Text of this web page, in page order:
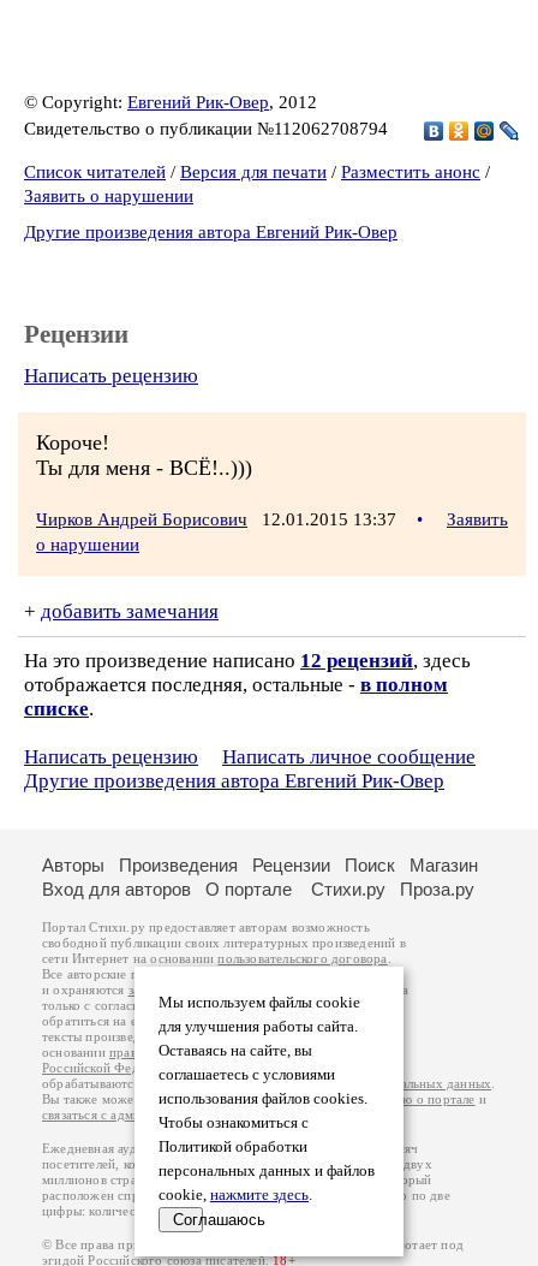
© Copyright: Евгений Рик-Овер, 2012
Свидетельство о публикации №112062708794
Список читателей / Версия для печати / Разместить анонс /
Заявить о нарушении
Другие произведения автора Евгений Рик-Овер
Рецензии
Написать рецензию
Короче!
Ты для меня - ВСЁ!..)))
Чирков Андрей Борисович 12.01.2015 13:37 •
Заявить
о нарушении
+ добавить замечания
На это произведение написано 12 рецензий, здесь
отображается последняя, остальные - в полном
списке.
Написать рецензию
Написать личное сообщение
Другие произведения автора Евгений Рик-Овер
Мы используем файлы cookie
для улучшения работы сайта.
Оставаясь на сайте, вы
соглашаетесь с условиями
использования файлов cookies.
Чтобы ознакомиться с
Политикой обработки
персональных данных и файлов
cookie, нажмите здесь.
Соглашаюсь
Авторы Произведения Рецензии Поиск
Магазин
Вход для авторов
О портале Стихи.ру Проза.ру
Портал Стихи.ру предоставляет авторам возможность
свободной публикации своих литературных произведений в
сети Интернет на основаниипользовательского договора
Все авторские права на произведения принадлежат авторам
и охраняются законом
. Перепечатка произведений возможна
только с согласия его автора, к которому вы можете
обратиться на его авторской странице. Ответственность за
тексты произведений авторы несут самостоятельно на
основанииправил публикацииизаконодательства
Российской Федерации
обрабатываются на основанииПолитики обработки персональных данных
Вы также можете посмотреть более подробнуюинформацию о портале и
связаться с администрацией
Ежедневная аудитория портала Стихи.ру – порядка 200 тысяч
посетителей, которые в общей сумме просматривают более двух
миллионов страниц по данным счетчика посещаемости, который
расположен справа от этого текста. В каждой графе указано по две
цифры: количество просмотров и количество посетителей.
© Все права принадлежат авторам, 2000-2026. Портал работает под
эгидойРоссийского союза писателей.18+